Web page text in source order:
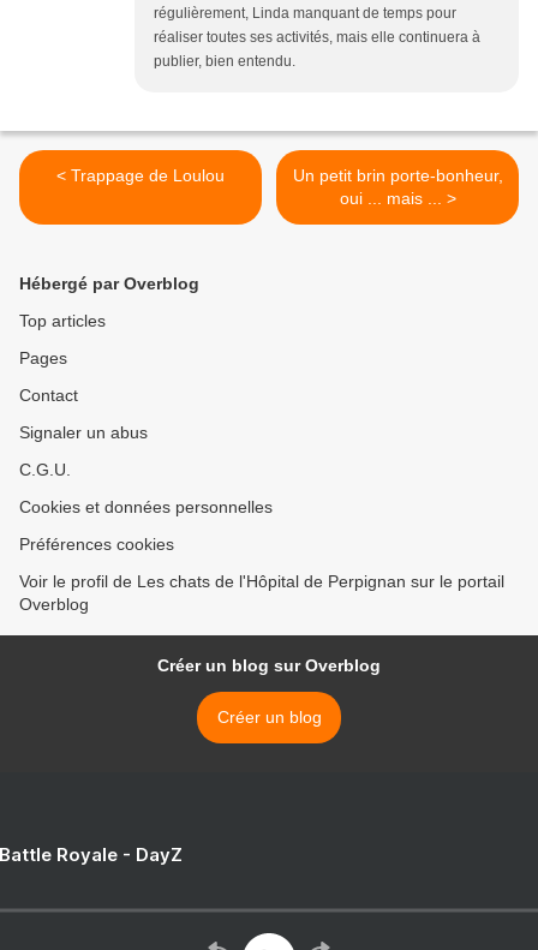
régulièrement, Linda manquant de temps pour
réaliser toutes ses activités, mais elle continuera à
publier, bien entendu.
< Trappage de Loulou
Un petit brin porte-bonheur,
oui ... mais ... >
Hébergé par Overblog
Top articles
Pages
Contact
Signaler un abus
C.G.U.
Cookies et données personnelles
Préférences cookies
Voir le profil de Les chats de l'Hôpital de Perpignan sur le portail
Overblog
Créer un blog sur Overblog
Créer un blog
Royale - DayZ